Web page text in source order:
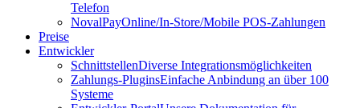
Telefon
NovalPayOnline/In-Store/Mobile POS-Zahlungen
Preise
Entwickler
SchnittstellenDiverse Integrationsmöglichkeiten
Zahlungs-PluginsEinfache Anbindung an über 100
Systeme